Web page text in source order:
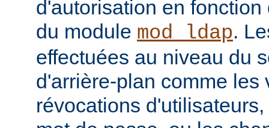
d'autorisation en
du module mod_ldap.
effectuées au niveau du
d'arrière-plan comme les
révocations